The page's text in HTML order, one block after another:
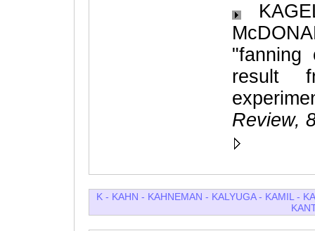
"fanning
result
Review,
K- KAHN - KAHNEMAN - KALYUGA- KAMIL -